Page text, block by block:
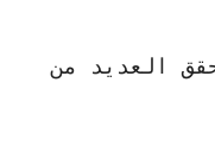
العديد من